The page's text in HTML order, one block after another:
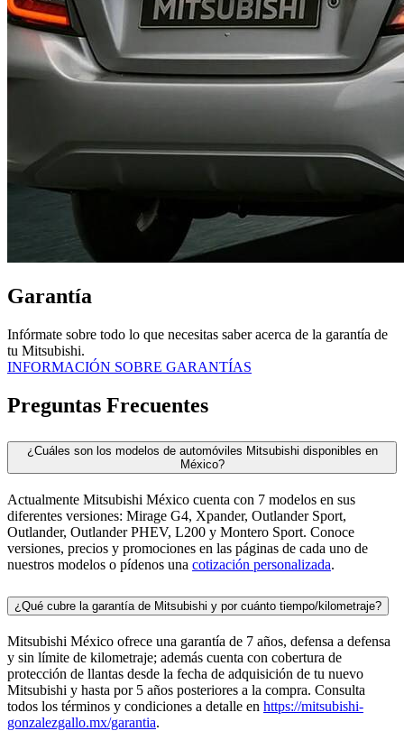
Garantía
Infórmate sobre todo lo que necesitas saber acerca de la garantía de
tu Mitsubishi.
INFORMACIÓN SOBRE GARANTÍAS
Preguntas Frecuentes
¿Cuáles son los modelos de automóviles Mitsubishi disponibles en
México?
Actualmente Mitsubishi México cuenta con 7 modelos en sus
diferentes versiones: Mirage G4, Xpander, Outlander Sport,
Outlander, Outlander PHEV, L200 y Montero Sport. Conoce
versiones, precios y promociones en las páginas de cada uno de
nuestros modelos o pídenos una cotización personalizada.
¿Qué cubre la garantía de Mitsubishi y por cuánto tiempo/kilometraje?
Mitsubishi México ofrece una garantía de 7 años, defensa a defensa
y sin límite de kilometraje; además cuenta con cobertura de
protección de llantas desde la fecha de adquisición de tu nuevo
Mitsubishi y hasta por 5 años posteriores a la compra. Consulta
todos los términos y condiciones a detalle en https://mitsubishi-
gonzalezgallo.mx/garantia.